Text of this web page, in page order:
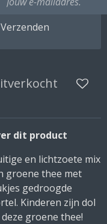
Verzenden
dit product
en lichtzoete mix
groene thee met
gedroogde
Kinderen zijn dol
groene thee!